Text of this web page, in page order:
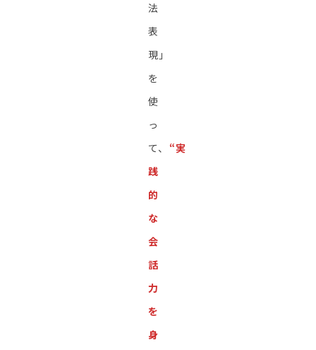
法
表
現」
を
使
っ
て、 “実
践
的
な
会
話
力
を
身